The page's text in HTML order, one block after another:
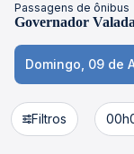
Passagens de ônibus
Governador
Domingo, 09 de
Filtros